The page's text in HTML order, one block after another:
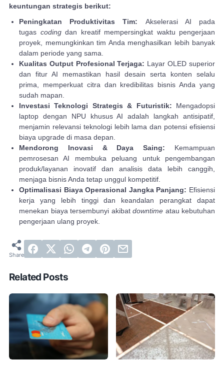
keuntungan strategis berikut:
Peningkatan Produktivitas Tim: Akselerasi AI pada
tugas codingdan kreatif mempersingkat waktu pengerjaan
proyek, memungkinkan tim Anda menghasilkan lebih banyak
dalam periode yang sama.
Kualitas Output Profesional Terjaga: Layar OLED superior
dan fitur AI memastikan hasil desain serta konten selalu
prima, memperkuat citra dan kredibilitas bisnis Anda yang
sudah mapan.
Investasi Teknologi Strategis & Futuristik: Mengadopsi
laptop dengan NPU khusus AI adalah langkah antisipatif,
menjamin relevansi teknologi lebih lama dan potensi efisiensi
biaya upgrade di masa depan.
Mendorong Inovasi & Daya Saing: Kemampuan
pemrosesan AI membuka peluang untuk pengembangan
produk/layanan inovatif dan analisis data lebih canggih,
menjaga bisnis Anda tetap unggul kompetitif.
Optimalisasi Biaya Operasional Jangka Panjang: Efisiensi
kerja yang lebih tinggi dan keandalan perangkat dapat
menekan biaya tersembunyi akibat downtime atau kebutuhan
pengerjaan ulang proyek.
Related Posts